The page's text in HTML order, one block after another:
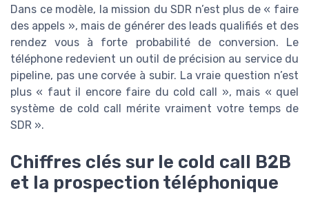
Dans ce modèle, la mission du SDR n’est plus de « faire
des appels », mais de générer des leads qualifiés et des
rendez vous à forte probabilité de conversion. Le
téléphone redevient un outil de précision au service du
pipeline, pas une corvée à subir. La vraie question n’est
plus « faut il encore faire du cold call », mais « quel
système de cold call mérite vraiment votre temps de
SDR ».
Chiffres clés sur le cold call B2B
et la prospection téléphonique